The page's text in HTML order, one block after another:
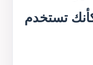
تستخدم